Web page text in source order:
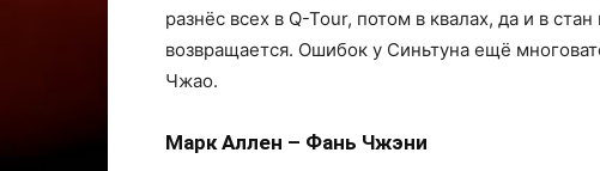
разнёс всех в Q-Tour, потом в квалах, да и в
возвращается. Ошибок у Синьтуна ещё
Чжао.
Марк Аллен – Фань Чжэни